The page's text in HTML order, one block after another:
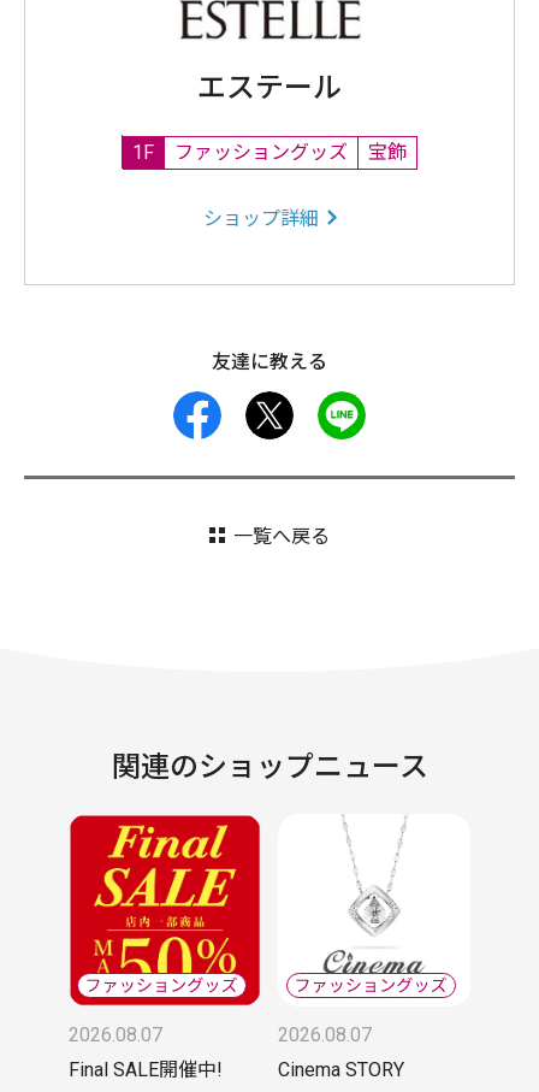
エステール
1F ファッショングッズ 宝飾
ショップ詳細
友達に教える
facebook
一覧へ戻る
関連のショップニュース
2026.08.07
Final SALE開催中!
2026.08.07
Cinema STORY